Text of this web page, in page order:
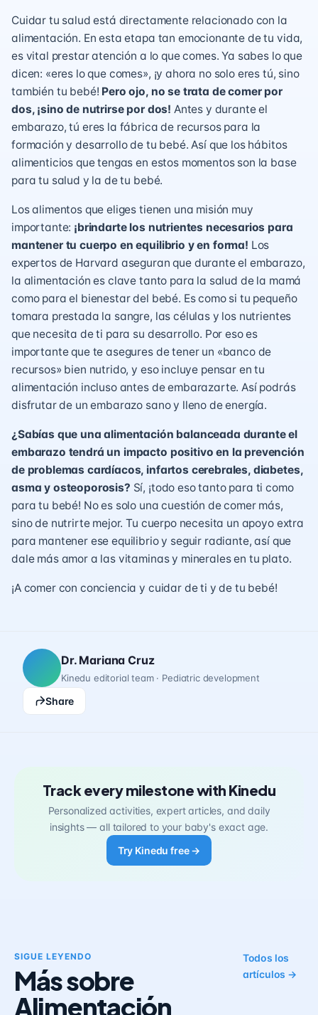
Cuidar tu salud está directamente relacionado con la
alimentación. En esta etapa tan emocionante de tu vida,
es vital prestar atención a lo que comes. Ya sabes lo que
dicen: «eres lo que comes», ¡y ahora no solo eres tú, sino
también tu bebé! Pero ojo, no se trata de comer por
dos, ¡sino de nutrirse por dos! Antes y durante el
embarazo, tú eres la fábrica de recursos para la
formación y desarrollo de tu bebé. Así que los hábitos
alimenticios que tengas en estos momentos son la base
para tu salud y la de tu bebé.
Los alimentos que eliges tienen una misión muy
importante: ¡brindarte los nutrientes necesarios para
mantener tu cuerpo en equilibrio y en forma! Los
expertos de Harvard aseguran que durante el embarazo,
la alimentación es clave tanto para la salud de la mamá
como para el bienestar del bebé. Es como si tu pequeño
tomara prestada la sangre, las células y los nutrientes
que necesita de ti para su desarrollo. Por eso es
importante que te asegures de tener un «banco de
recursos» bien nutrido, y eso incluye pensar en tu
alimentación incluso antes de embarazarte. Así podrás
disfrutar de un embarazo sano y lleno de energía.
¿Sabías que una alimentación balanceada durante el
embarazo tendrá un impacto positivo en la prevención
de problemas cardíacos, infartos cerebrales, diabetes,
asma y osteoporosis? Sí, ¡todo eso tanto para ti como
para tu bebé! No es solo una cuestión de comer más,
sino de nutrirte mejor. Tu cuerpo necesita un apoyo extra
para mantener ese equilibrio y seguir radiante, así que
dale más amor a las vitaminas y minerales en tu plato.
¡A comer con conciencia y cuidar de ti y de tu bebé!
Dr. Mariana Cruz
Kinedu editorial team · Pediatric development
Share
Track every milestone with Kinedu
Personalized activities, expert articles, and daily
insights — all tailored to your baby's exact age.
Try Kinedu free →
SIGUE LEYENDO
Más sobre
Alimentación
Todos los
artículos →